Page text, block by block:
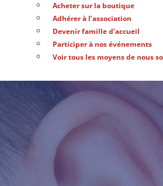
Acheter sur la boutique
Adhérer à l’association
Devenir famille d’accueil
Participer à nos événements
Voir tous les moyens de nous